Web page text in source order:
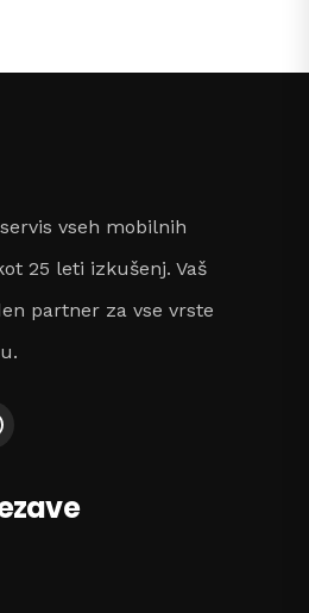
vseh mobilnih
25 leti izkušenj. Vaš
partner za vse vrste